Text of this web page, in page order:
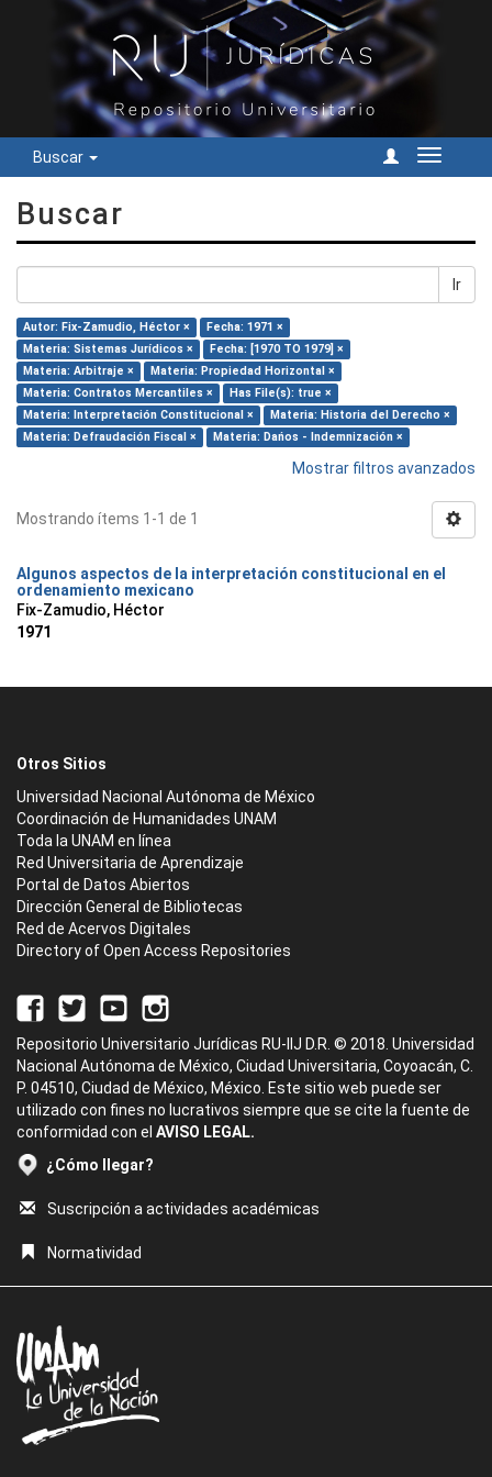
Buscar
Cambiar
Buscar
Ir
Autor: Fix-Zamudio, Héctor ×
Fecha: 1971 ×
Materia: Sistemas Jurídicos ×
Fecha: [1970 TO 1979] ×
Materia: Arbitraje ×
Materia: Propiedad Horizontal ×
Materia: Contratos Mercantiles ×
Has File(s): true ×
Materia: Interpretación Constitucional ×
Materia: Historia del Derecho ×
Materia: Defraudación Fiscal ×
Materia: Dańos - Indemnización ×
Mostrar filtros avanzados
Mostrando ítems 1-1 de 1
Algunos aspectos de la interpretación constitucional en el
ordenamiento mexicano
Fix-Zamudio, Héctor
1971
Otros Sitios
Universidad Nacional Autónoma de México
Coordinación de Humanidades UNAM
Toda la UNAM en línea
Red Universitaria de Aprendizaje
Portal de Datos Abiertos
Dirección General de Bibliotecas
Red de Acervos Digitales
Directory of Open Access Repositories
Repositorio Universitario Jurídicas RU-IIJ D.R. © 2018. Universidad
Nacional Autónoma de México, Ciudad Universitaria, Coyoacán, C.
P. 04510, Ciudad de México, México. Este sitio web puede ser
utilizado con fines no lucrativos siempre que se cite la fuente de
conformidad con el AVISO LEGAL.
¿Cómo llegar?
Suscripción a actividades académicas
Normatividad